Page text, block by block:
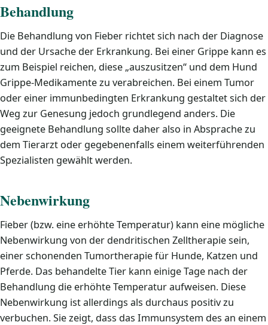
Behandlung
Die Behandlung von Fieber richtet sich nach der Diagnose
und der Ursache der Erkrankung. Bei einer Grippe kann es
zum Beispiel reichen, diese „auszusitzen“ und dem Hund
Grippe-Medikamente zu verabreichen. Bei einem Tumor
oder einer immunbedingten Erkrankung gestaltet sich der
Weg zur Genesung jedoch grundlegend anders. Die
geeignete Behandlung sollte daher also in Absprache zu
dem Tierarzt oder gegebenenfalls einem weiterführenden
Spezialisten gewählt werden.
Nebenwirkung
Fieber (bzw. eine erhöhte Temperatur) kann eine mögliche
Nebenwirkung von der dendritischen Zelltherapie sein,
einer schonenden Tumortherapie für Hunde, Katzen und
Pferde. Das behandelte Tier kann einige Tage nach der
Behandlung die erhöhte Temperatur aufweisen. Diese
Nebenwirkung ist allerdings als durchaus positiv zu
verbuchen. Sie zeigt, dass das Immunsystem des an einem